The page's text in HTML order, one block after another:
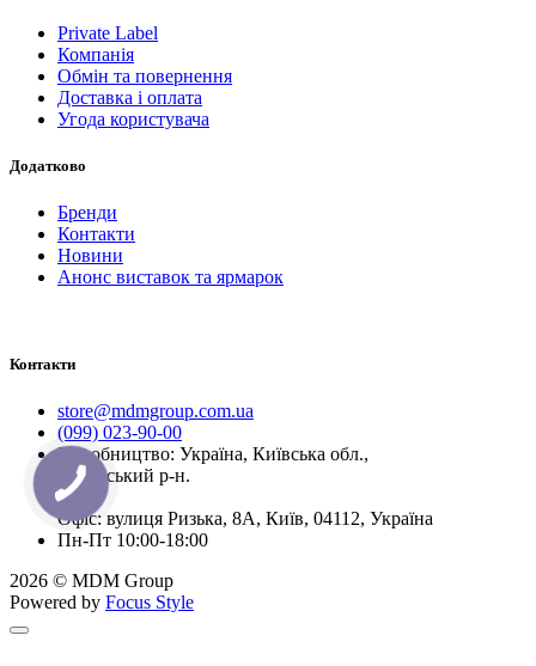
Private Label
Компанія
Обмін та повернення
Доставка і оплата
Угода користувача
Додатково
Бренди
Контакти
Новини
Анонс виставок та ярмарок
Контакти
store@mdmgroup.com.ua
(099) 023-90-00
Виробництво: Україна, Київська обл.,
Бучанський р-н.
Офіс: вулиця Ризька, 8А, Київ, 04112, Україна
Пн-Пт 10:00-18:00
2026 © MDM Group
Powered by Focus Style